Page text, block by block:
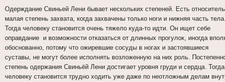
Одерждание Свиньей Лени бывает нескольких степеней. Есть
малая степень захвата, когда захвачены только ноги и нижняя часть тела.
Тогда человеку становится очень тяжело куда-то идти. Он ищет себе
оправдание и возможности отказаться от длинных прогулок, иногда
обоснованно, потому что ожиревшие сосуды в ногах и застоявшиеся
суставы, не могут более исполнять возложенную на них роль.
степень одержания Свиньёй Лени достигает уровня груди и сердца. Тогда
человеку становится трудно ходить уже даже по неотложным делам